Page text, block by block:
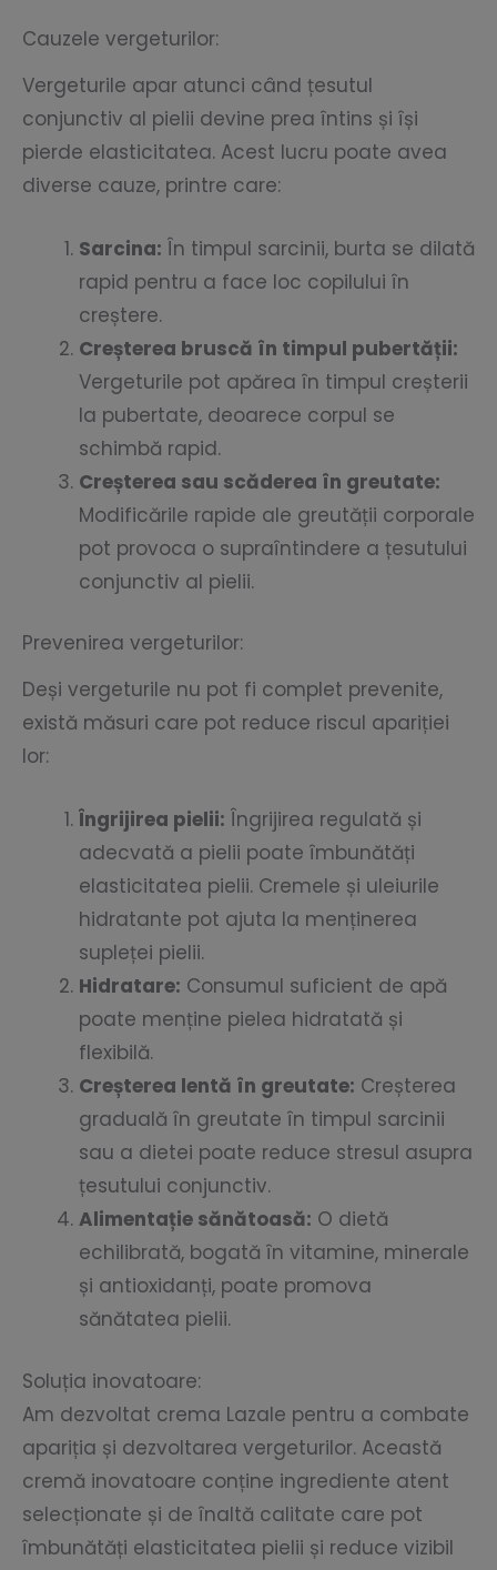
Cauzele vergeturilor:
Vergeturile apar atunci când țesutul
conjunctiv al pielii devine prea întins și își
pierde elasticitatea. Acest lucru poate avea
diverse cauze, printre care:
Sarcina: În timpul sarcinii, burta se dilată
rapid pentru a face loc copilului în
creștere.
Creșterea bruscă în timpul pubertății:
Vergeturile pot apărea în timpul creșterii
la pubertate, deoarece corpul se
schimbă rapid.
Creșterea sau scăderea în greutate:
Modificările rapide ale greutății corporale
pot provoca o supraîntindere a țesutului
conjunctiv al pielii.
Prevenirea vergeturilor:
Deși vergeturile nu pot fi complet prevenite,
există măsuri care pot reduce riscul apariției
lor:
Îngrijirea pielii: Îngrijirea regulată și
adecvată a pielii poate îmbunătăți
elasticitatea pielii. Cremele și uleiurile
hidratante pot ajuta la menținerea
supleței pielii.
Hidratare: Consumul suficient de apă
poate menține pielea hidratată și
flexibilă.
Creșterea lentă în greutate: Creșterea
graduală în greutate în timpul sarcinii
sau a dietei poate reduce stresul asupra
țesutului conjunctiv.
Alimentație sănătoasă: O dietă
echilibrată, bogată în vitamine, minerale
și antioxidanți, poate promova
sănătatea pielii.
Soluția inovatoare:
Am dezvoltat crema Lazale pentru a combate
apariția și dezvoltarea vergeturilor. Această
cremă inovatoare conține ingrediente atent
selecționate și de înaltă calitate care pot
îmbunătăți elasticitatea pielii și reduce vizibil